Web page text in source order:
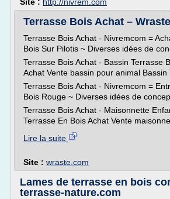
Terrasse Bois Achat –
Terrasse Bois Achat - Nivremcom =
Bois Sur Pilotis ~ Diverses idées de
Terrasse Bois Achat - Bassin Terrasse
Achat Vente bassin pour animal Bassin
Terrasse Bois Achat - Nivremcom =
Bois Rouge ~ Diverses idées de
Terrasse Bois Achat - Maisonnette
Terrasse En Bois Achat Vente
Lire la suite
Site : wraste.com
Lames de terrasse en bois
terrasse-nature.com